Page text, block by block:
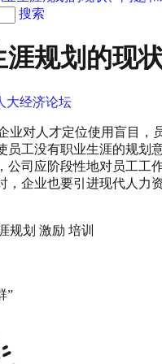
搜索
规划的现
大经济论坛
业对人才定位使用盲目
员工没有职业生涯的规划
公司应阶段性地对员工
，企业也要引进现代人力
规划 激励 培训
”